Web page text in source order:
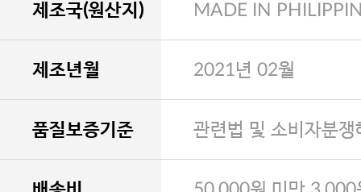
제조국(원산지) MADE IN
제조년월 2021년 02월
품질보증기준 관련법 및 소비자분